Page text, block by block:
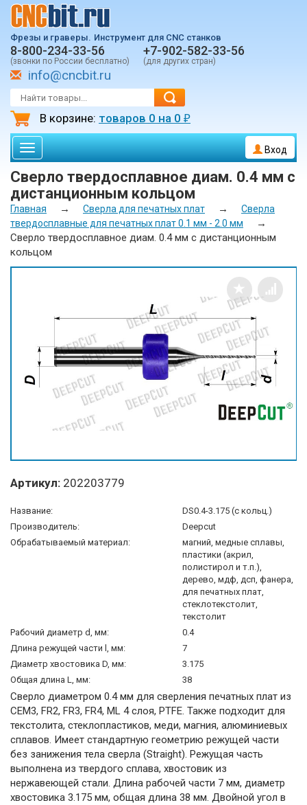
Фрезы и граверы. Инструмент для CNC станков
8-800-234-33-56
(звонки по России бесплатно)
+7-902-582-33-56
(для других стран)
info@cncbit.ru
В корзине: товаров 0 на 0 ₽
Toggle
navigation
Вход
Сверло твердосплавное диам. 0.4 мм с
дистанционным кольцом
Главная → Сверла для печатных плат →
Сверла
твердосплавные для печатных плат 0.1 мм - 2.0 мм
→
Сверло твердосплавное диам. 0.4 мм с дистанционным
кольцом
Артикул: 202203779
Название:
DS0.4-3.175 (с кольц.)
Производитель:
Deepcut
Обрабатываемый материал:
магний, медные сплавы,
пластики (акрил,
полистирол и т.п.),
дерево, мдф, дсп, фанера,
для печатных плат,
стеклотекстолит,
текстолит
Рабочий диаметр d, мм:
0.4
Длина режущей части l, мм:
7
Диаметр хвостовика D, мм:
3.175
Общая длина L, мм:
38
Сверло диаметром 0.4 мм для сверления печатных плат из
CEM3, FR2, FR3, FR4, ML 4 слоя, PTFE. Также подходит для
текстолита, стеклопластиков, меди, магния, алюминиевых
сплавов. Имеет стандартную геометрию режущей части
без занижения тела сверла (Straight). Режущая часть
выполнена из твердого сплава, хвостовик из
нержавеющей стали. Длина рабочей части 7 мм, диаметр
хвостовика 3.175 мм, общая длина 38 мм. Двойной угол в